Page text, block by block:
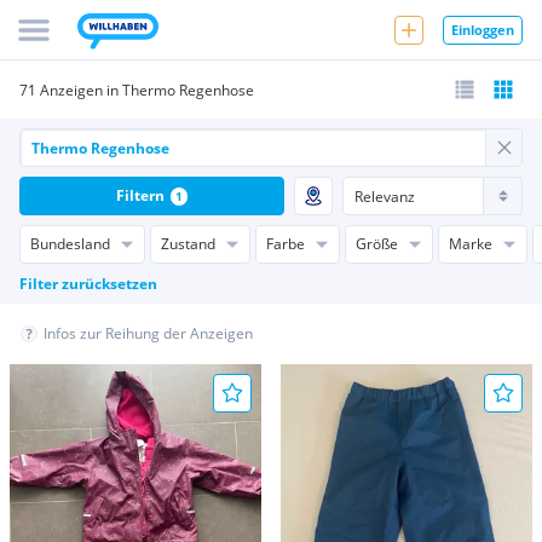
Einloggen
71 Anzeigen in Thermo Regenhose
Bundesland Zustand Farbe Größe
Marke
Filter zurücksetzen
Filtern 1
Infos zur Reihung der Anzeigen